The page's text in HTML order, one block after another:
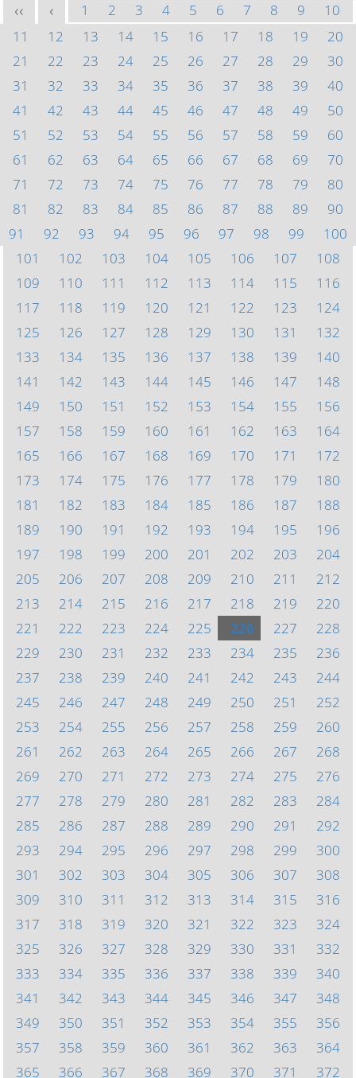
<< < 1 2 3 4 5 6 7 8 9
10
11
12 13 14 15 16 17 18 19
20
21
22 23 24 25 26 27 28 29
30
31
32 33 34 35 36 37 38 39
40
41
42 43 44 45 46 47 48 49
50
51
52 53 54 55 56 57 58 59
60
61
62 63 64 65 66 67 68 69
70
71
72 73 74 75 76 77 78 79
80
81
82 83 84 85 86 87 88 89
90
91
92 93 94 95 96 97 98 99
100
101
102 103 104 105 106 107
108
109
110 111 112 113 114 115
116
117
118 119 120 121 122 123
124
125
126 127 128 129 130 131
132
133
134 135 136 137 138 139
140
141
142 143 144 145 146 147
148
149
150 151 152 153 154 155
156
157
158 159 160 161 162 163
164
165
166 167 168 169 170 171
172
173
174 175 176 177 178 179
180
181
182 183 184 185 186 187
188
189
190 191 192 193 194 195
196
197
198 199 200 201 202 203
204
205
206 207 208 209 210 211
212
213
214 215 216 217 218 219
220
221
222 223 224 225 226 227
228
229
230 231 232 233 234 235
236
237
238 239 240 241 242 243
244
245
246 247 248 249 250 251
252
253
254 255 256 257 258 259
260
261
262 263 264 265 266 267
268
269
270 271 272 273 274 275
276
277
278 279 280 281 282 283
284
285
286 287 288 289 290 291
292
293
294 295 296 297 298 299
300
301
302 303 304 305 306 307
308
309
310 311 312 313 314 315
316
317
318 319 320 321 322 323
324
325
326 327 328 329 330 331
332
333
334 335 336 337 338 339
340
341
342 343 344 345 346 347
348
349
350 351 352 353 354 355
356
357
358 359 360 361 362 363
364
365
366 367 368 369 370 371 372